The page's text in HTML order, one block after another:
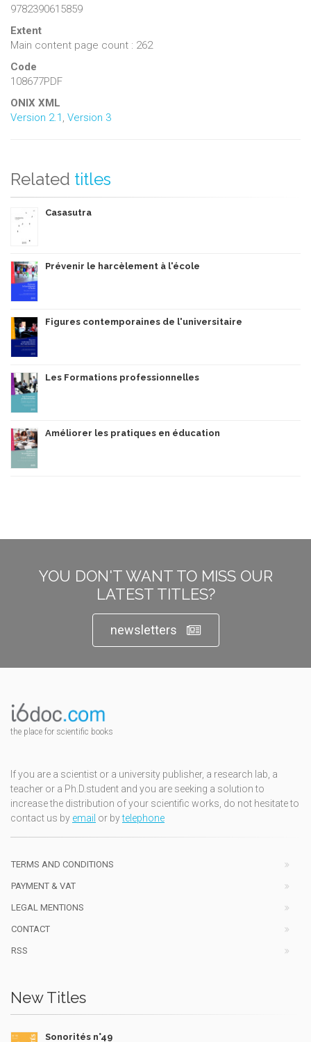
9782390615859
Extent
Main content page count : 262
Code
108677PDF
ONIX XML
Version 2.1 , Version 3
Related titles
Casasutra
Prévenir le harcèlement à l'école
Figures contemporaines de l'universitaire
Les Formations professionnelles
Améliorer les pratiques en éducation
YOU DON'T WANT TO MISS OUR
LATEST TITLES?
newsletters
the place for scientific books
If you are a scientist or a university publisher, a research lab, a
teacher or a Ph.D.student and you are seeking a solution to
increase the distribution of your scientific works, do not hesitate to
contact us by email or bytelephone
TERMS AND CONDITIONS
PAYMENT & VAT
LEGAL MENTIONS
CONTACT
RSS
New Titles
Sonorités n°49